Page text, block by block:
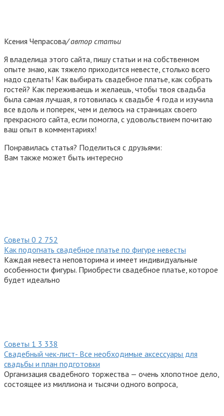
Ксения Чепрасова/ автор статьи
Я владелица этого сайта, пишу статьи и на собственном
опыте знаю, как тяжело приходится невесте, столько всего
надо сделать! Как выбирать свадебное платье, как собрать
гостей? Как переживаешь и желаешь, чтобы твоя свадьба
была самая лучшая, я готовилась к свадьбе 4 года и изучила
все вдоль и поперек, чем и делюсь на страницах своего
прекрасного сайта, если помогла, с удовольствием почитаю
ваш опыт в комментариях!
Понравилась статья? Поделиться с друзьями:
Вам также может быть интересно
Советы 0 2 752
Как подогнать свадебное платье по фигуре невесты
Каждая невеста неповторима и имеет индивидуальные
особенности фигуры. Приобрести свадебное платье, которое
будет идеально
Советы 1 3 338
Свадебный чек-лист- Все необходимые аксессуары для
свадьбы и план подготовки
Организация свадебного торжества — очень хлопотное дело,
состоящее из миллиона и тысячи одного вопроса,